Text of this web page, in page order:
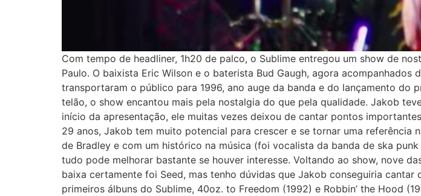
Com tempo de headliner, 1h20 de palco, o Sublime entregou um show de
Paulo. O baixista Eric Wilson e o baterista Bud Gaugh, agora
transportaram o público para 1996, ano auge da banda e do lançamento do
telão, o show encantou mais pela nostalgia do que pela qualidade. Jakob
início da apresentação, ele muitas vezes deixou de cantar pontos
29 anos, Jakob tem muito potencial para crescer e se tornar uma referência
de Bradley e com um histórico na música (foi vocalista da banda de ska
tudo pode melhorar bastante se houver interesse. Voltando ao show, nove
baixa certamente foi Seed, mas tenho dúvidas que Jakob conseguiria
primeiros álbuns do Sublime, 40oz. to Freedom (1992) e Robbin’ the Hood